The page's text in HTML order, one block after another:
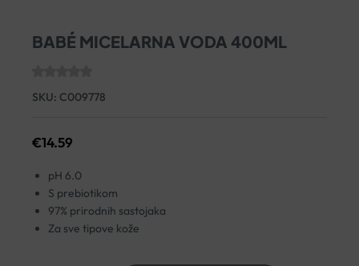
BABÉ MICELARNA VODA 400ML
SKU: C009778
€14.59
pH 6.0
S prebiotikom
97% prirodnih sastojaka
Za sve tipove kože